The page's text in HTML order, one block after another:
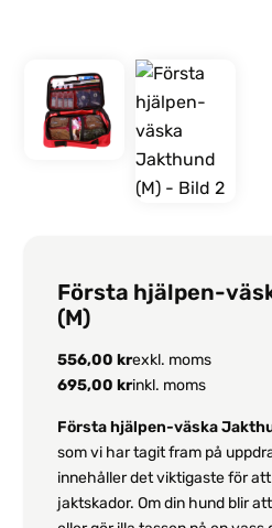
Första hjälpen-
(M)
556,00krexkl. moms
695,00krinkl. moms
Första hjälpen-väska
som vi har tagit fram på
innehåller det viktigaste för
jaktskador. Om din hund blir